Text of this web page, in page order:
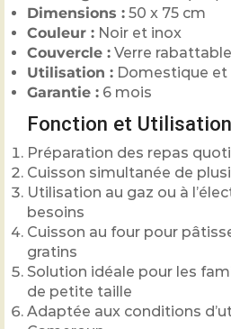
Dimensions : 50 x 75 cm
Couleur : Noir et inox
Couvercle : Verre rabattable
Utilisation : Domestique
Garantie : 6 mois
Fonction et Utilisation
Préparation des repas
Cuisson simultanée de
Utilisation au gaz ou à
besoins
Cuisson au four pour
gratins
Solution idéale pour les
de petite taille
Adaptée aux conditions